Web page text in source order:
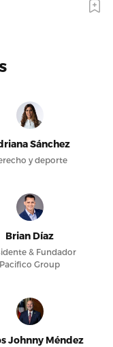
Sánchez
y deporte
Brian Díaz
& Fundador
Pacifico Group
Johnny Méndez